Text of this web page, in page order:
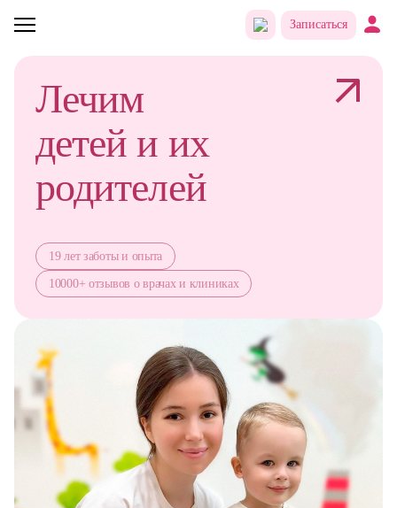
Записаться
Лечим
детейи их
родителей
19 лет заботы и опыта
10000+ отзывов о врачах и клиниках